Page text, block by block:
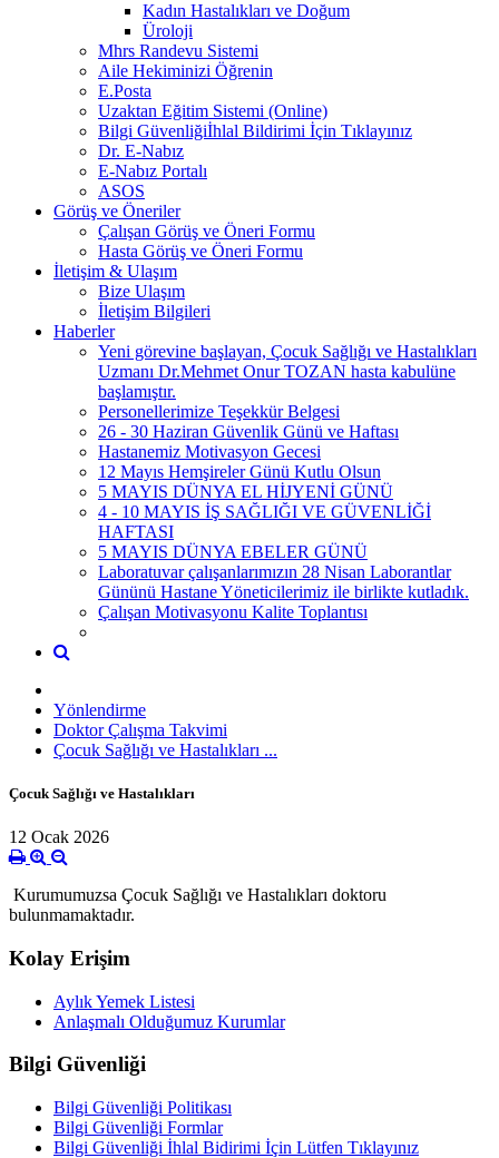
Kadın Hastalıkları ve Doğum
Üroloji
Mhrs Randevu Sistemi
Aile Hekiminizi Öğrenin
E.Posta
Uzaktan Eğitim Sistemi (Online)
Bilgi Güvenliğiİhlal Bildirimi İçin Tıklayınız
Dr. E-Nabız
E-Nabız Portalı
ASOS
Görüş ve Öneriler
Çalışan Görüş ve Öneri Formu
Hasta Görüş ve Öneri Formu
İletişim & Ulaşım
Bize Ulaşım
İletişim Bilgileri
Haberler
Yeni görevine başlayan, Çocuk Sağlığı ve Hastalıkları
Uzmanı Dr.Mehmet Onur TOZAN hasta kabulüne
başlamıştır.
Personellerimize Teşekkür Belgesi
26 - 30 Haziran Güvenlik Günü ve Haftası
Hastanemiz Motivasyon Gecesi
12 Mayıs Hemşireler Günü Kutlu Olsun
5 MAYIS DÜNYA EL HİJYENİ GÜNÜ
4 - 10 MAYIS İŞ SAĞLIĞI VE GÜVENLİĞİ
HAFTASI
5 MAYIS DÜNYA EBELER GÜNÜ
Laboratuvar çalışanlarımızın 28 Nisan Laborantlar
Gününü Hastane Yöneticilerimiz ile birlikte kutladık.
Çalışan Motivasyonu Kalite Toplantısı
Yönlendirme
Doktor Çalışma Takvimi
Çocuk Sağlığı ve Hastalıkları ...
Çocuk Sağlığı ve Hastalıkları
12 Ocak 2026
Kurumumuzsa Çocuk Sağlığı ve Hastalıkları doktoru
bulunmamaktadır.
Kolay Erişim
Aylık Yemek Listesi
Anlaşmalı Olduğumuz Kurumlar
Bilgi Güvenliği
Bilgi Güvenliği Politikası
Bilgi Güvenliği Formlar
Bilgi Güvenliği İhlal Bidirimi İçin Lütfen Tıklayınız